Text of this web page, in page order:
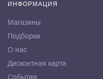
ИНФОРМАЦИЯ
Магазины
Подборки
О нас
Дисконтная карта
События